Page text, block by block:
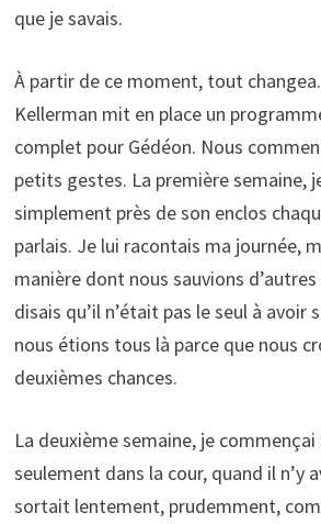
que je savais.
À partir de ce moment, tout
Kellerman mit en place un
complet pour Gédéon. Nous
petits gestes. La première semaine,
simplement près de son enclos
parlais. Je lui racontais ma journée,
manière dont nous sauvions
disais qu’il n’était pas le seul à avoir
nous étions tous là parce que nous
deuxièmes chances.
La deuxième semaine, je commençai
seulement dans la cour, quand il n’y
sortait lentement, prudemment,